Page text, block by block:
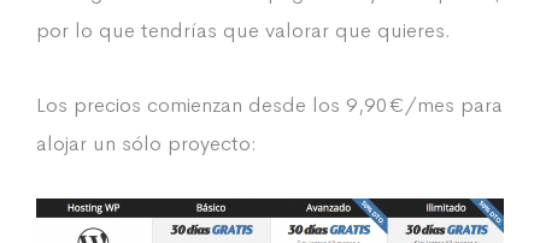
por lo que tendrías que valorar que quieres.
Los precios comienzan desde los 9,90€/mes para
alojar un sólo proyecto: